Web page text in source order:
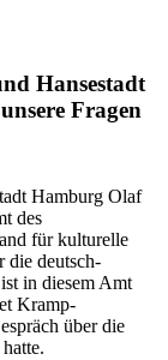
Hansestadt
Fragen
Hamburg Olaf
des
für kulturelle
die deutsch-
in diesem Amt
Kramp-
über die